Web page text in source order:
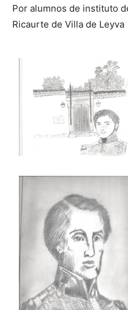
Por alumnos de instituto
Ricaurte de Villa de Leyva